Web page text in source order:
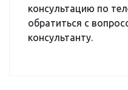
консультацию по
обратиться с
консультанту.